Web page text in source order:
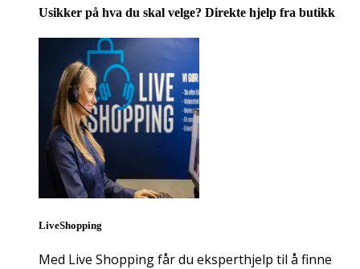
Usikker på hva du skal velge? Direkte hjelp fra butikk
LiveShopping
Med Live Shopping får du eksperthjelp til å finne